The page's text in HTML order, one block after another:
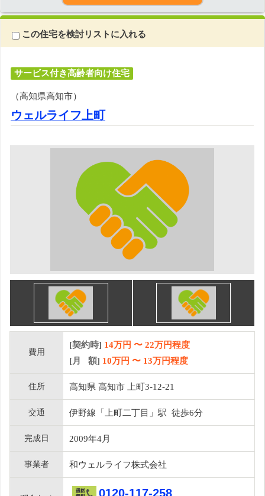
この住宅を検討リストに入れる
サービス付き高齢者向け住宅
（高知県高知市）
ウェルライフ上町
費用
[契約時] 14万円 〜 22万円程度
[月 額] 10万円 〜 13万円程度
住所 高知県 高知市 上町3-12-21
交通 伊野線「上町二丁目」駅 徒歩6分
完成日 2009年4月
事業者 和ウェルライフ株式会社
0120-117-258